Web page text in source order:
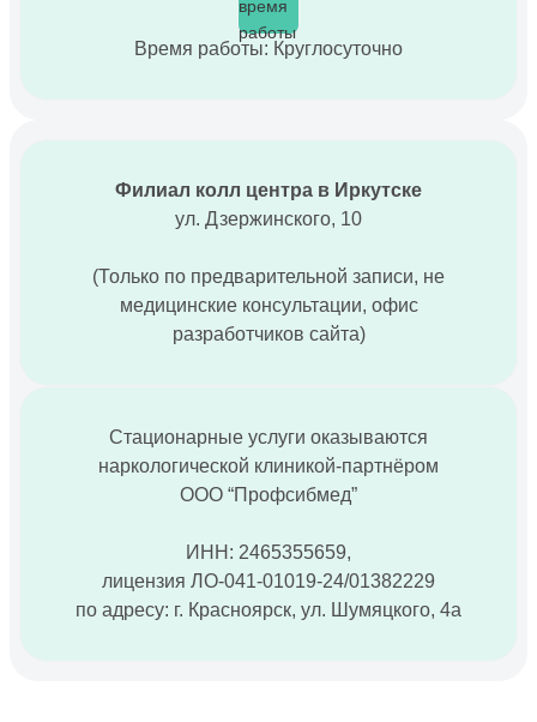
Время работы: Круглосуточно
Филиал колл центра в Иркутске
ул. Дзержинского, 10
(Только по предварительной записи, не
медицинские консультации, офис
разработчиков сайта)
Стационарные услуги оказываются
наркологической клиникой-партнёром
ООО “Профсибмед”
ИНН: 2465355659,
лицензия ЛО-041-01019-24/01382229
по адресу: г. Красноярск, ул. Шумяцкого, 4а